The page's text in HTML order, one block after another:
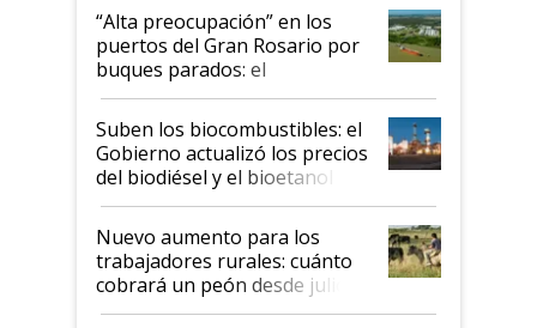
“Alta preocupación” en los
puertos del Gran Rosario por
buques parados: el
funcionamiento de las
exportadoras en tensión tras
la medida de fuerza de los
prácticos
Suben los biocombustibles: el
Gobierno actualizó los precios
del biodiésel y el bioetanol
Nuevo aumento para los
trabajadores rurales: cuánto
cobrará un peón desde julio